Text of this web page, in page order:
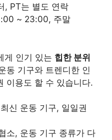
, PT는 별도 연락
~ 23:00, 주말
게 인기 있는 힙한 분위
동 기구와 트렌디한 인
이용도 할 수 있습니다.
신 운동 기구, 일일권
소, 운동 기구 종류가 다